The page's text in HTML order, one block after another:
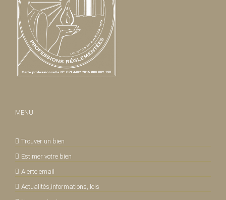
MENU
Trouver un bien
Estimer votre bien
Alerte email
Actualités,informations, lois